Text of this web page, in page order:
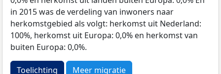
in 2015 was de verdeling van inwoners naar
herkomstgebied als volgt: herkomst uit Nederland:
100%, herkomst uit Europa: 0,0% en herkomst van
buiten Europa: 0,0%.
Toelichting Meer migratie